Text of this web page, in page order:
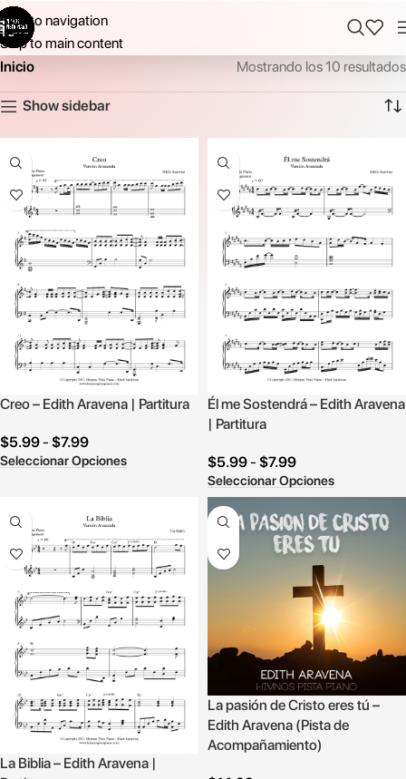
Skip to navigation
Skip to main content
Inicio
Mostrando los 10 resultados
Show sidebar
Creo – Edith Aravena | Partitura
$5.99- $7.99
Seleccionar Opciones
Él me Sostendrá – Edith Aravena
| Partitura
$5.99- $7.99
Seleccionar Opciones
La Biblia – Edith Aravena |
La pasión de Cristo eres tú –
Edith Aravena (Pista de
Acompañamiento)